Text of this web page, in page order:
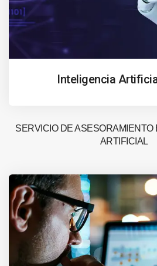
Inteligencia
SERVICIO DE ASESORAMIENTO
ARTIFICIAL